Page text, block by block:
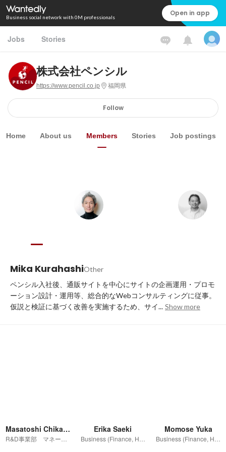
Business social network with 0M professionals Open in app
Jobs Stories
株式会社ペンシル
https://www.pencil.co.jp 福岡県
Follow
Home About us Members Stories Job postings
Mika KurahashiOther
ペンシル入社後、通販サイトを中心にサイトの企画運用・プロモ
ーション設計・運用等、総合的なWebコンサルティングに従事。
仮説と検証に基づく改善を実施するため、サイ... Show more
Masatoshi Chikagawa Erika Saeki Momose Yuka